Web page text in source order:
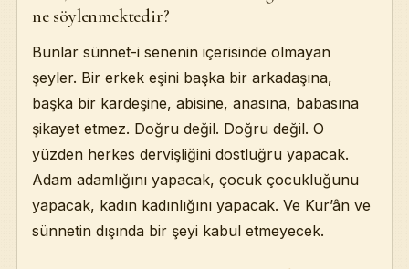
ne söylenmektedir?
Bunlar sünnet-i senenin içerisinde olmayan
şeyler. Bir erkek eşini başka bir arkadaşına,
başka bir kardeşine, abisine, anasına, babasına
şikayet etmez. Doğru değil. Doğru değil. O
yüzden herkes dervişliğini dostluğru yapacak.
Adam adamlığını yapacak, çocuk çocukluğunu
yapacak, kadın kadınlığını yapacak. Ve Kur’ân ve
sünnetin dışında bir şeyi kabul etmeyecek.